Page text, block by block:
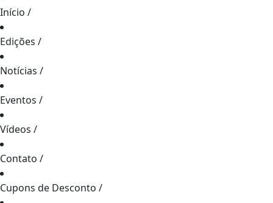
Início /
Edições /
Notícias /
Eventos /
Vídeos /
Contato /
Cupons de Desconto /